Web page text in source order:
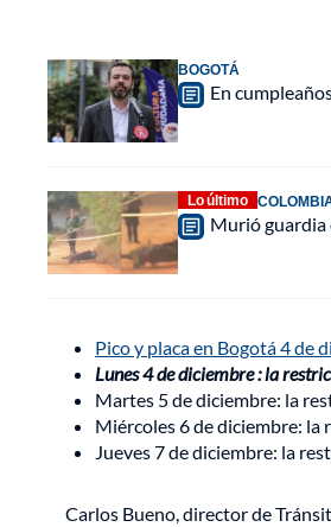
BOGOTÁ
En
Lo último
Murió guardia
Pico y placa en Bogotá 4 de
Lunes 4 de diciembre : la
Martes 5 de diciembre: la
Miércoles 6 de diciembre: la
Jueves 7 de diciembre: la
Carlos Bueno, director de